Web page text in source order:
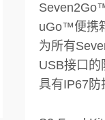
uGo™便携
为所有
USB接口的
具有IP67